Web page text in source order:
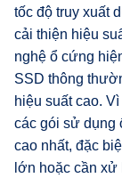
tốc độ truy xuất
cải thiện hiệu
nghệ ổ cứng
SSD thông
hiệu suất cao.
các gói sử dụng
cao nhất, đặc
lớn hoặc cần